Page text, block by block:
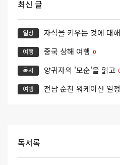
최신 글
일상 자식을 키우는 것에 대
여행 중국 상해 여행 0
독서 양귀자의 '모순'을 읽고
여행 전남 순천 워케이션 일
독서록